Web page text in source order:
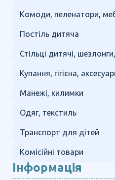
Комоди, пеленатори,
Постіль дитяча
Стільці дитячі,
Купання, гігієна,
Манежі, килимки
Одяг, текстиль
Транспорт для дітей
Комісійні товари
Інформація